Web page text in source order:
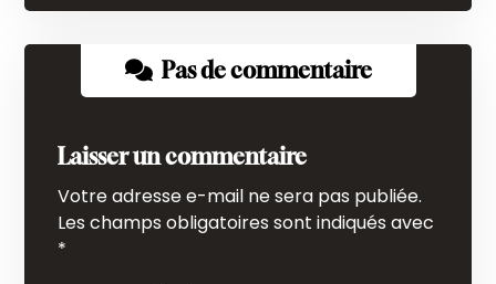
Pas de commentaire
Laisser un commentaire
Votre adresse e-mail ne sera pas publiée.
Les champs obligatoires sont indiqués avec
*